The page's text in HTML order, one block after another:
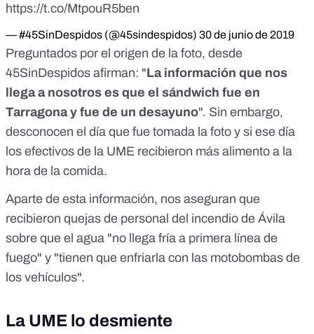
https://t.co/MtpouR5ben
— #45SinDespidos (@45sindespidos) 30 de junio de 2019
Preguntados por el origen de la foto, desde
45SinDespidos afirman: "La información que nos
llega a nosotros es que el sándwich fue en
Tarragona y fue de un desayuno". Sin embargo,
desconocen el día que fue tomada la foto y si ese día
los efectivos de la UME recibieron más alimento a la
hora de la comida.
Aparte de esta información, nos aseguran que
recibieron quejas de personal del incendio de Ávila
sobre que el agua "no llega fría a primera línea de
fuego" y "tienen que enfriarla con las motobombas de
los vehículos".
La UME lo desmiente